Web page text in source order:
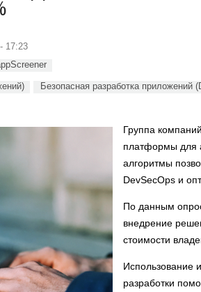
17:23
Безопасная разработка приложений
Группа
платформы для
алгоритмы
DevSecOps и
По данным
внедрение
стоимости
Использование
разработки